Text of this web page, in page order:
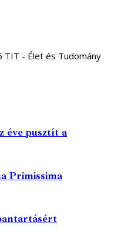
- Élet és Tudomány
éve pusztít a
Primissima